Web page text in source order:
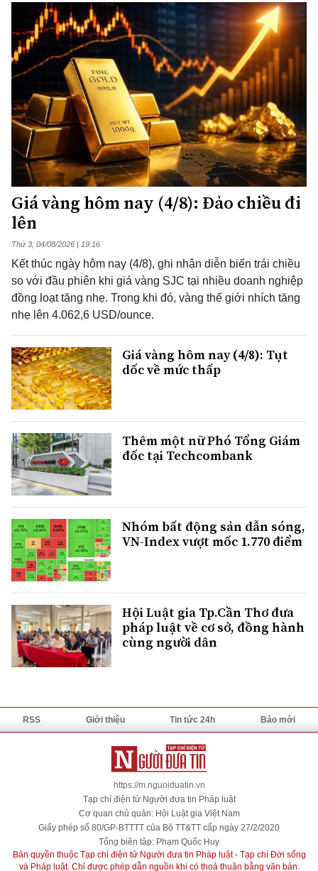
Giá vàng hôm nay (4/8): Đảo chiều đi
lên
Thứ 3, 04/08/2026 | 19:16
Kết thúc ngày hôm nay (4/8), ghi nhận diễn biến trái chiều
so với đầu phiên khi giá vàng SJC tại nhiều doanh nghiệp
đồng loạt tăng nhẹ. Trong khi đó, vàng thế giới nhích tăng
nhẹ lên 4.062,6 USD/ounce.
Giá vàng hôm nay (4/8): Tụt
dốc về mức thấp
Thêm một nữ Phó Tổng Giám
đốc tại Techcombank
Nhóm bất động sản dẫn sóng,
VN-Index vượt mốc 1.770 điểm
Hội Luật gia Tp.Cần Thơ đưa
pháp luật về cơ sở, đồng hành
cùng người dân
RSS Giới thiệu Tin tức 24h Báo mới
https://m.nguoiduatin.vn
Tạp chí điện tử Người đưa tin Pháp luật
Cơ quan chủ quản: Hội Luật gia Việt Nam
Giấy phép số 80/GP-BTTTT của Bộ TT&TT cấp ngày 27/2/2020
Tổng biên tập: Phạm Quốc Huy
Bản quyền thuộc Tạp chí điện tử Người đưa tin Pháp luật - Tạp chí Đời sống
và Pháp luật. Chỉ được phép dẫn nguồn khi có thoả thuận bằng văn bản.